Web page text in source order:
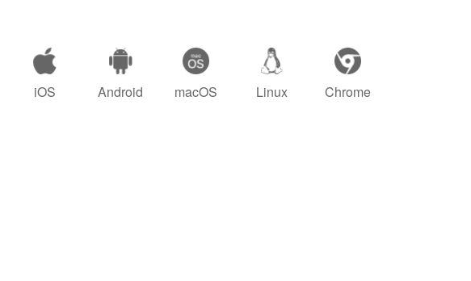
iOS Android macOS Linux Chrome